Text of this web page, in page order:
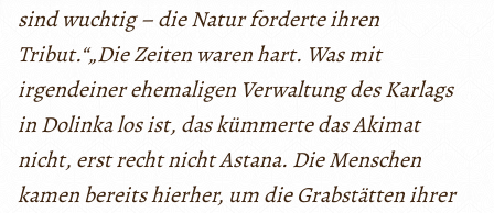
sind wuchtig – die Natur forderte ihren
Tribut.“„Die Zeiten waren hart. Was mit
irgendeiner ehemaligen Verwaltung des Karlags
in Dolinka los ist, das kümmerte das Akimat
nicht, erst recht nicht Astana. Die Menschen
kamen bereits hierher, um die Grabstätten ihrer